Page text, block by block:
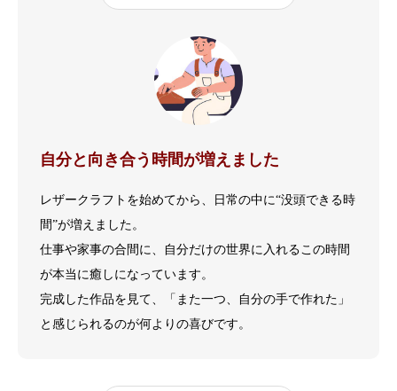
自分と向き合う時間が増えました
レザークラフトを始めてから、日常の中に“没頭できる時
間”が増えました。
仕事や家事の合間に、自分だけの世界に入れるこの時間
が本当に癒しになっています。
完成した作品を見て、「また一つ、自分の手で作れた」
と感じられるのが何よりの喜びです。